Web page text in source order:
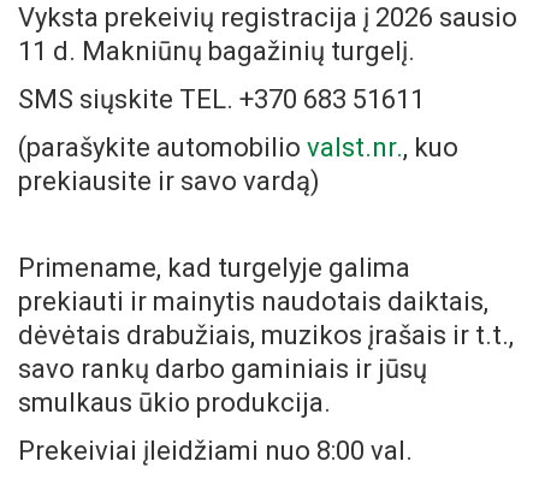
Vyksta prekeivių registracija į 2026 sausio
11 d. Makniūnų bagažinių turgelį.
SMS siųskite TEL. +370 683 51611
(parašykite automobilio valst.nr., kuo
prekiausite ir savo vardą)
Primename, kad turgelyje galima
prekiauti ir mainytis naudotais daiktais,
dėvėtais drabužiais, muzikos įrašais ir t.t.,
savo rankų darbo gaminiais ir jūsų
smulkaus ūkio produkcija.
Prekeiviai įleidžiami nuo 8:00 val.